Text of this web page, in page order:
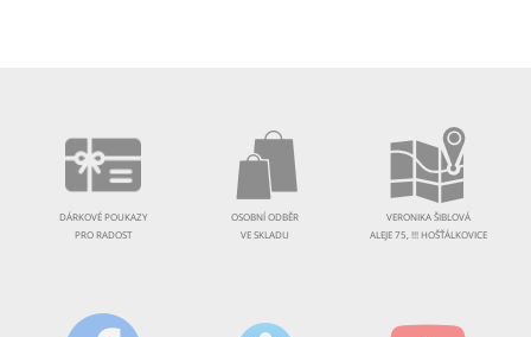
DÁRKOVÉ POUKAZY
PRO RADOST
OSOBNÍ ODBĚR
VE SKLADU
VERONIKA ŠIBLOVÁ
ALEJE 75, !!! HOŠŤÁLKOVICE